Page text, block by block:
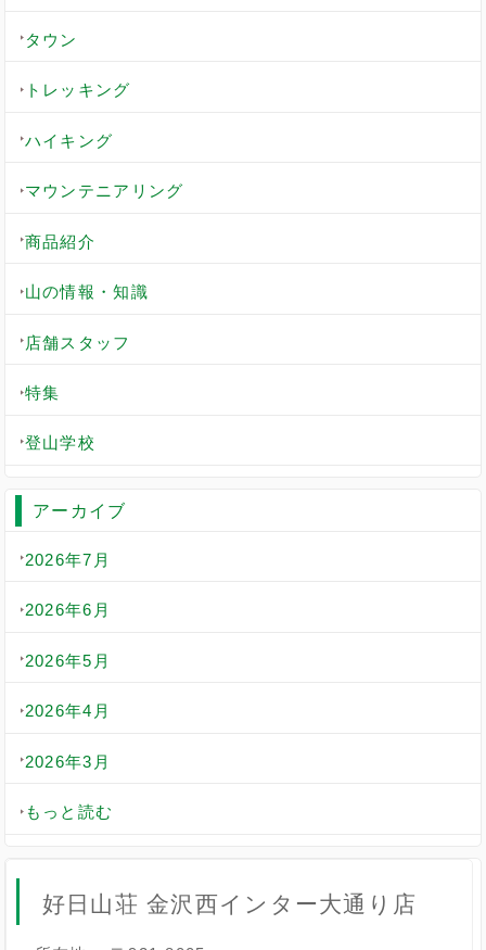
タウン
トレッキング
ハイキング
マウンテニアリング
商品紹介
山の情報・知識
店舗スタッフ
特集
登山学校
アーカイブ
2026年7月
2026年6月
2026年5月
2026年4月
2026年3月
もっと読む
好日山荘 金沢西インター大通り店